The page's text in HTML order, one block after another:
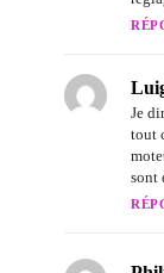
Je
tout
sont